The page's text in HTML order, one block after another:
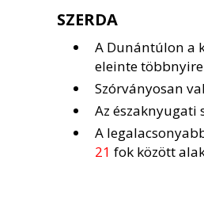
SZERDA
A Dunántúlon a
eleinte többnyire
Szórványosan
Az északnyugati
A
21 fok között